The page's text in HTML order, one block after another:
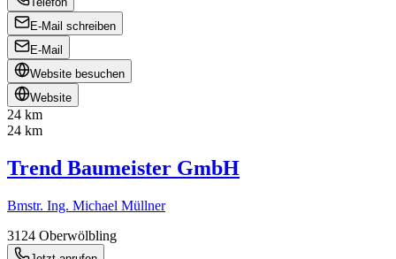
E-Mail schreiben
E-Mail
Website besuchen
Website
24 km
24 km
Trend Baumeister GmbH
Bmstr. Ing. Michael Müllner
3124 Oberwölbling